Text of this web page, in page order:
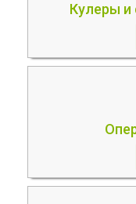
Кулеры и